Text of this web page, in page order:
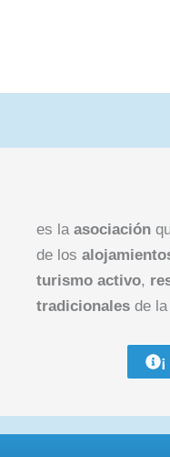
es la asociación
de los
turismo activo,
tradicionales de la